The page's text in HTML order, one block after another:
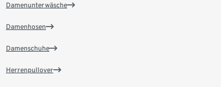
Damenunterwäsche
Damenhosen
Damenschuhe
Herrenpullover